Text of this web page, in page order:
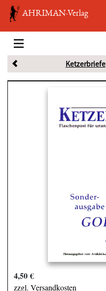
AHRIMAN-Verlag
Ketzerbriefe
4,50 €
zzgl. Versandkosten